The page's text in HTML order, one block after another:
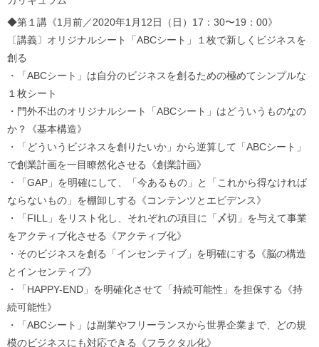
◆第１講《1月前／2020年1月12日（日）17：30〜19：00》
〔講義〕オリジナルシート「ABCシート」１枚で新しくビジネスを
創る
・「ABCシート」は自分のビジネスを創るための極めてシンプルな
１枚シート
・門外不出のオリジナルシート「ABCシート」はどういうものなの
か？《基本構造》
・「どういうビジネスを創りたいか」から逆算して「ABCシート」
で創業計画を一目瞭然化させる《創業計画》
・「GAP」を明確にして、「今あるもの」と「これから得なければ
ならないもの」を棚卸しする《コンテンツとエビデンス》
・「FILL」をリスト化し、それぞれの項目に「〆切」を与えて事業
をアクティブ化させる《アクティブ化》
・そのビジネスを創る「インセンティブ」を明確にする《脳の構造
とインセンティブ》
・「HAPPY-END」を明確化させて「持続可能性」を担保する《持
続可能性》
・「ABCシート」は副業やフリーランスから世界企業まで、どの規
模のビジネスにも対応できる《フラクタル化》